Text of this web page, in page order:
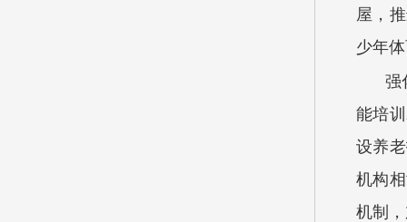
屋，
少年
强
能培
设养
机构
机制